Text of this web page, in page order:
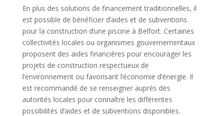
En plus des solutions de financement traditionnelles, il
est possible de bénéficier d’aides et de subventions
pour la construction d’une piscine à Belfort. Certaines
collectivités locales ou organismes gouvernementaux
proposent des aides financières pour encourager les
projets de construction respectueux de
l’environnement ou favorisant l’économie d’énergie. Il
est recommandé de se renseigner auprès des
autorités locales pour connaître les différentes
possibilités d’aides et de subventions disponibles.